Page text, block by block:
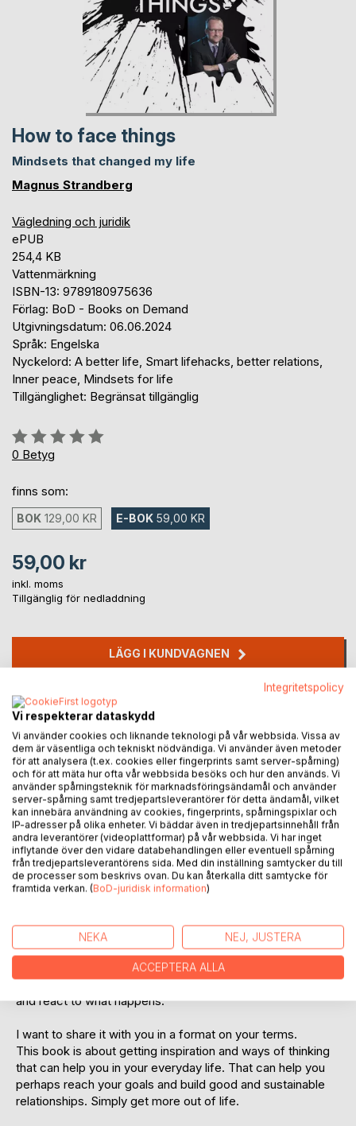
How to face things
Mindsets that changed my life
Magnus Strandberg
Vägledning och juridik
ePUB
254,4 KB
Vattenmärkning
ISBN-13: 9789180975636
Förlag: BoD - Books on Demand
Utgivningsdatum: 06.06.2024
Språk: Engelska
Nyckelord: A better life, Smart lifehacks, better relations,
Inner peace, Mindsets for life
Tillgänglighet: Begränsat tillgänglig
Betyg::
0%
0 Betyg
finns som:
BOK 129,00 KR E-BOK 59,00 KR
59,00 kr
inkl. moms
Tillgänglig för nedladdning
LÄGG I KUNDVAGNEN
Lägg till i kom-ihåglista
Recensera titel
BESKRIVNING
How do you make it all work? Can everything be as perfect
Some very tumultuous events and several major changes
in my life have made me reflect on what is happening.
What happens every day. Why it happens. And how we act
and react to what happens.
I want to share it with you in a format on your terms.
This book is about getting inspiration and ways of thinking
that can help you in your everyday life. That can help you
perhaps reach your goals and build good and sustainable
relationships. Simply get more out of life.
Integritetspolicy
Vi respekterar dataskydd
Vi använder cookies och liknande teknologi på vår webbsida. Vissa av
dem är väsentliga och tekniskt nödvändiga. Vi använder även metoder
för att analysera (t.ex. cookies eller fingerprints samt server-spårning)
och för att mäta hur ofta vår webbsida besöks och hur den används. Vi
använder spårningsteknik för marknadsföringsändamål och använder
server-spårning samt tredjepartsleverantörer för detta ändamål, vilket
kan innebära användning av cookies, fingerprints, spårningspixlar och
IP-adresser på olika enheter. Vi bäddar även in tredjepartsinnehåll från
andra leverantörer (videoplattformar) på vår webbsida. Vi har inget
inflytande över den vidare databehandlingen eller eventuell spårning
från tredjepartsleverantörens sida. Med din inställning samtycker du till
de processer som beskrivs ovan. Du kan återkalla ditt samtycke för
framtida verkan. (BoD-juridisk information)
NEKA NEJ, JUSTERA
ACCEPTERA ALLA